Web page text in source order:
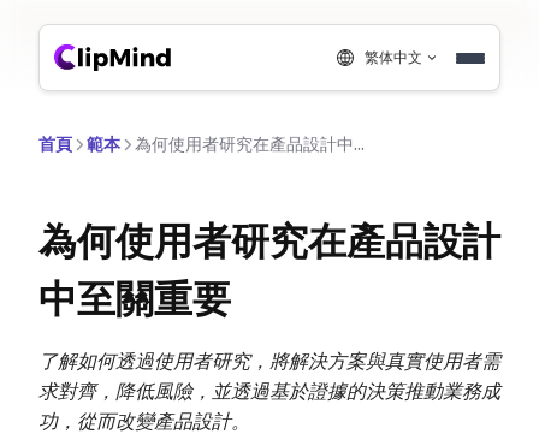
繁体中文
首頁 範本 為何使用者研究在產品設計中至關重要
為何使用者研究在產品設計
中至關重要
了解如何透過使用者研究，將解決方案與真實使用者需
求對齊，降低風險，並透過基於證據的決策推動業務成
功，從而改變產品設計。